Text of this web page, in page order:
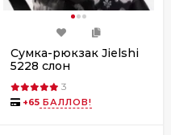
Сумка-рюкзак Jielshi
5228 слон
3
+65 БАЛЛОВ!